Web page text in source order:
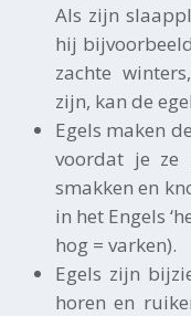
Als zijn
hij
zachte
zijn, kan de
Egels maken
voordat je ze
smakken en
in het Engels
hog = varken).
Egels zijn
horen en